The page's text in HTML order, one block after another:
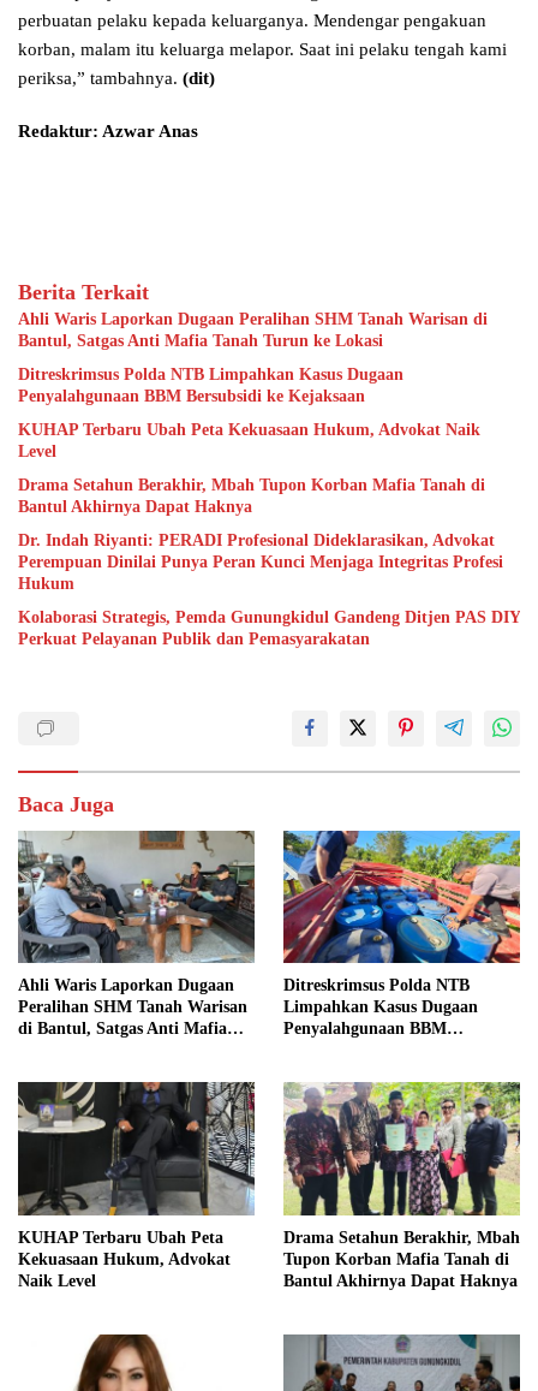
perbuatan pelaku kepada keluarganya. Mendengar pengakuan
korban, malam itu keluarga melapor. Saat ini pelaku tengah kami
periksa,” tambahnya. (dit)
Redaktur: Azwar Anas
Berita Terkait
Ahli Waris Laporkan Dugaan Peralihan SHM Tanah Warisan di
Bantul, Satgas Anti Mafia Tanah Turun ke Lokasi
Ditreskrimsus Polda NTB Limpahkan Kasus Dugaan
Penyalahgunaan BBM Bersubsidi ke Kejaksaan
KUHAP Terbaru Ubah Peta Kekuasaan Hukum, Advokat Naik
Level
Drama Setahun Berakhir, Mbah Tupon Korban Mafia Tanah di
Bantul Akhirnya Dapat Haknya
Dr. Indah Riyanti: PERADI Profesional Dideklarasikan, Advokat
Perempuan Dinilai Punya Peran Kunci Menjaga Integritas Profesi
Hukum
Kolaborasi Strategis, Pemda Gunungkidul Gandeng Ditjen PAS DIY
Perkuat Pelayanan Publik dan Pemasyarakatan
Baca Juga
Ahli Waris Laporkan Dugaan
Peralihan SHM Tanah Warisan
di Bantul, Satgas Anti Mafia
Ditreskrimsus Polda NTB
Limpahkan Kasus Dugaan
Penyalahgunaan BBM
KUHAP Terbaru Ubah Peta
Kekuasaan Hukum, Advokat
Naik Level
Drama Setahun Berakhir, Mbah
Tupon Korban Mafia Tanah di
Bantul Akhirnya Dapat Haknya